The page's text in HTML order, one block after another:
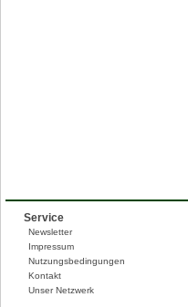
Service
Newsletter
Impressum
Nutzungsbedingungen
Kontakt
Unser Netzwerk